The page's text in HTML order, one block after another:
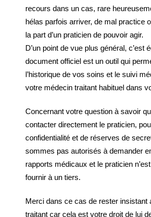
recours dans un cas, rare
hélas parfois arriver, de mal practice
la part d’un praticien de pouvoir agir.
D’un point de vue plus général, c’est
document officiel est un outil qui
l’historique de vos soins et le suivi
votre médecin traitant habituel dans
Concernant votre question à savoir
contacter directement le praticien,
confidentialité et de réserves de
sommes pas autorisés à demander
rapports médicaux et le praticien
fournir à un tiers.
Merci dans ce cas de rester insistant
traitant car cela est votre droit de lui